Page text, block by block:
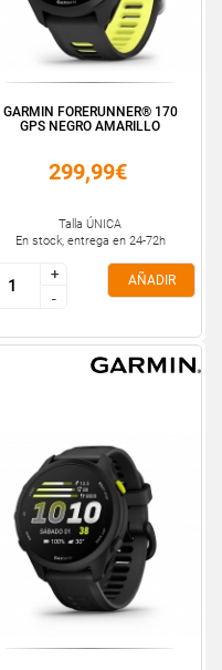
GARMIN FORERUNNER® 170
GPS NEGRO AMARILLO
299,99€
Talla ÚNICA
En stock, entrega en 24-72h
+
-
+
-
AÑADIR